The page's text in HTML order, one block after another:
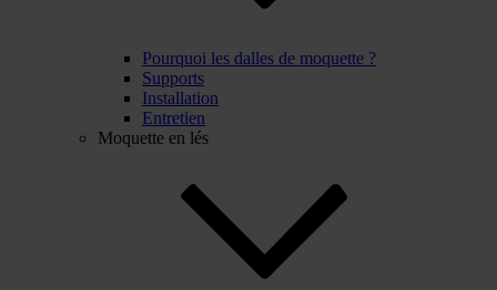
Pourquoi les dalles de moquette ?
Supports
Installation
Entretien
Moquette en lés